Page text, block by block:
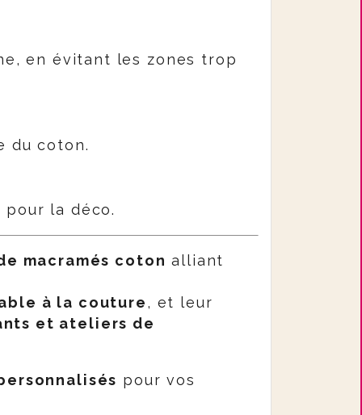
en évitant les zones trop
du coton.
la déco.
macramés coton alliant
à la couture, et leur
et ateliers de
pour vos